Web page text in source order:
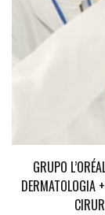
GRUPO
DERMATOLOGIA